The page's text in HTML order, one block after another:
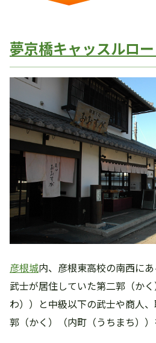
夢京橋キャッスルロ
彦根城内、彦根東高校の南西に
武士が居住していた第二郭（か
わ））と中級以下の武士や商人
郭（かく）（内町（うちまち））